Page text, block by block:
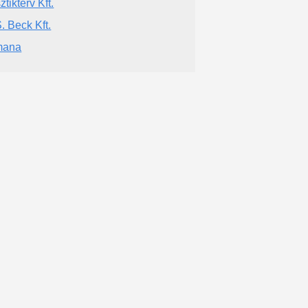
Kft.
Beck Kft.